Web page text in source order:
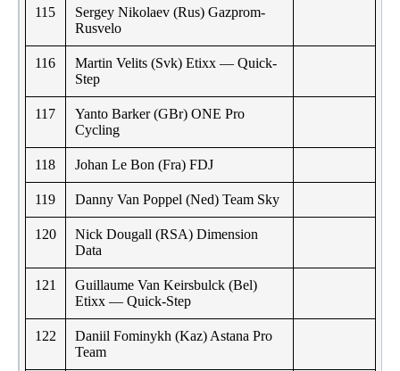
115
Sergey Nikolaev (Rus) Gazprom-
Rusvelo
116
Martin Velits (Svk) Etixx — Quick-
Step
117
Yanto Barker (GBr) ONE Pro
Cycling
118 Johan Le Bon (Fra) FDJ
119 Danny Van Poppel (Ned) Team Sky
120
Nick Dougall (RSA) Dimension
Data
121
Guillaume Van Keirsbulck (Bel)
Etixx — Quick-Step
122
Daniil Fominykh (Kaz) Astana Pro
Team